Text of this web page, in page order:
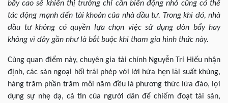
bẩy cao sẽ khiến thị trường chỉ cần biến động nhỏ cũng có thể
tác động mạnh đến tài khoản của nhà đầu tư. Trong khi đó, nhà
đầu tư không có quyền lựa chọn việc sử dụng đòn bẩy hay
không vì đây gần như là bắt buộc khi tham gia hình thức này.
Cùng quan điểm này, chuyên gia tài chính Nguyễn Trí Hiếu nhận
định, các sàn ngoại hối trái phép với lời hứa hẹn lãi suất khủng,
hàng trăm phần trăm mỗi năm đều là phương thức lừa đảo, lợi
dụng sự nhẹ dạ, cả tin của người dân để chiếm đoạt tài sản,